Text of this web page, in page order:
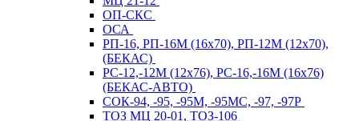
ОП-СКС
ОСА
РП-16, РП-16М (16х70), РП-12М (12х70),
(БЕКАС)
РС-12,-12М (12х76), РС-16,-16М (16х76)
(БЕКАС-АВТО)
СОК-94, -95, -95М, -95МС, -97, -97Р
ТОЗ МЦ 20-01, ТОЗ-106